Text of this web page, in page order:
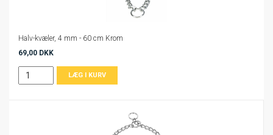
Halv-kvæler, 4 mm - 60 cm Krom
69,00 DKK